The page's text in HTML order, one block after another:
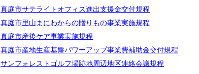
真庭市サテライトオフィス進出支援金交付規程
真庭市里山まにわからの贈りもの事業実施規程
真庭市産後ケア事業実施規程
真庭市産地生産基盤パワーアップ事業費補助金交付規程
サンフォレストゴルフ場跡地周辺地区連絡会議規程